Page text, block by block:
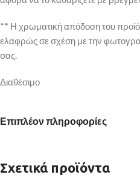
** Η χρωματική απόδοση του
ελαφρώς σε σχέση με την
σας.
Διαθέσιμο
Επιπλέον πληροφορίες
Σχετικά προϊόντα